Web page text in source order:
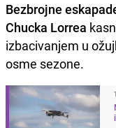
Bezbrojne
Chucka Lorrea
izbacivanjem u
osme sezone.